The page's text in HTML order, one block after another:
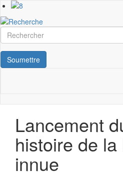
Aller
au
contenu
principal
Rechercher
Soumettre
principale
Lancement
histoire de
innue